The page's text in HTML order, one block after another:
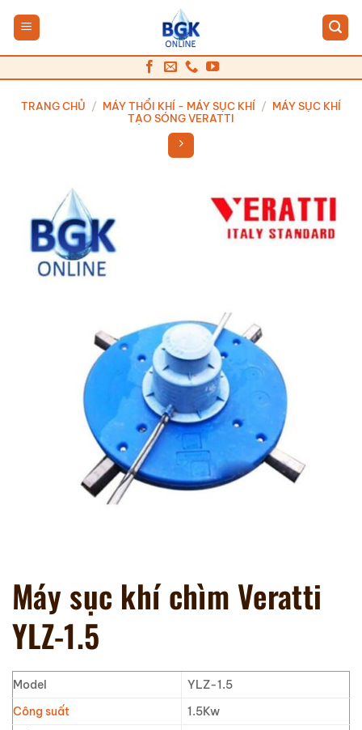
qua
nội
dung
TRANG CHỦ / MÁY THỔI KHÍ - MÁY SỤC KHÍ / MÁY SỤC KHÍ
TẠO SÓNG VERATTI
Máy sục khí chìm Veratti
YLZ-1.5
Model
YLZ-1.5
Công suất
1.5Kw